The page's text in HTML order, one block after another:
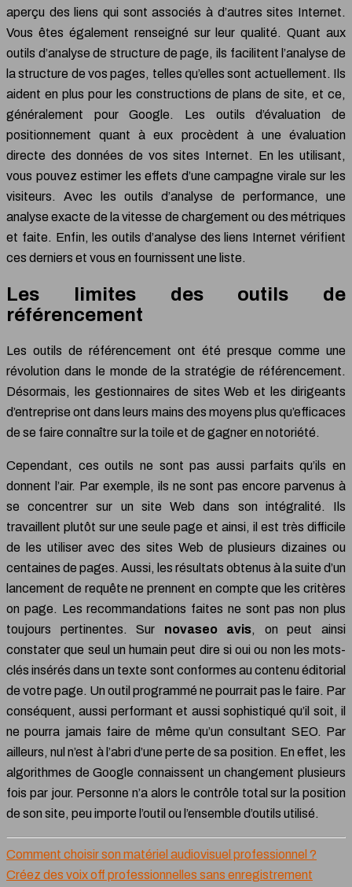
aperçu des liens qui sont associés à d’autres sites Internet.
Vous êtes également renseigné sur leur qualité. Quant aux
outils d’analyse de structure de page, ils facilitent l’analyse de
la structure de vos pages, telles qu’elles sont actuellement. Ils
aident en plus pour les constructions de plans de site, et ce,
généralement pour Google. Les outils d’évaluation de
positionnement quant à eux procèdent à une évaluation
directe des données de vos sites Internet. En les utilisant,
vous pouvez estimer les effets d’une campagne virale sur les
visiteurs. Avec les outils d’analyse de performance, une
analyse exacte de la vitesse de chargement ou des métriques
et faite. Enfin, les outils d’analyse des liens Internet vérifient
ces derniers et vous en fournissent une liste.
Les limites des outils de
référencement
Les outils de référencement ont été presque comme une
révolution dans le monde de la stratégie de référencement.
Désormais, les gestionnaires de sites Web et les dirigeants
d’entreprise ont dans leurs mains des moyens plus qu’efficaces
de se faire connaître sur la toile et de gagner en notoriété.
Cependant, ces outils ne sont pas aussi parfaits qu’ils en
donnent l’air. Par exemple, ils ne sont pas encore parvenus à
se concentrer sur un site Web dans son intégralité. Ils
travaillent plutôt sur une seule page et ainsi, il est très difficile
de les utiliser avec des sites Web de plusieurs dizaines ou
centaines de pages. Aussi, les résultats obtenus à la suite d’un
lancement de requête ne prennent en compte que les critères
on page. Les recommandations faites ne sont pas non plus
toujours pertinentes. Sur novaseo avis, on peut ainsi
constater que seul un humain peut dire si oui ou non les mots-
clés insérés dans un texte sont conformes au contenu éditorial
de votre page. Un outil programmé ne pourrait pas le faire. Par
conséquent, aussi performant et aussi sophistiqué qu’il soit, il
ne pourra jamais faire de même qu’un consultant SEO. Par
ailleurs, nul n’est à l’abri d’une perte de sa position. En effet, les
algorithmes de Google connaissent un changement plusieurs
fois par jour. Personne n’a alors le contrôle total sur la position
de son site, peu importe l’outil ou l’ensemble d’outils utilisé.
Comment choisir son matériel audiovisuel professionnel ?
Créez des voix off professionnelles sans enregistrement